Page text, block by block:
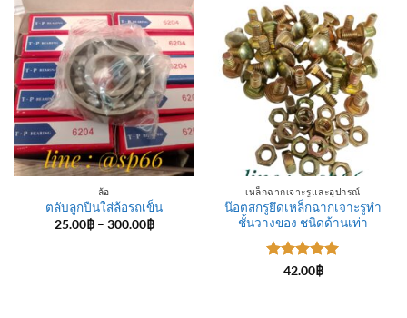
ล้อ
ตลับลูกปืนใส่ล้อรถเข็น
25.00฿ – 300.00฿Price
เหล็กฉากเจาะรูและอุปกรณ์
น๊อตสกรูยึดเหล็กฉากเจาะรูทำ
ชั้นวางของ ชนิดด้านเท่า
ให้คะแนน
42.00฿